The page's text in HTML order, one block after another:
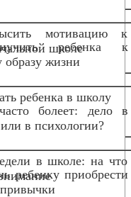
мотивацию к
школе
ребенка в школу
в школе: на что
ребенка к
образу жизни
болеет: дело в
в психологии?
ребенку приобрести